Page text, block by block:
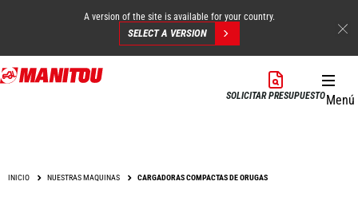
Pasar
al
A version of the site is available for your country.
SELECT A VERSION
SOLICITAR PRESUPUESTOMenú
INICIO NUESTRAS MAQUINAS CARGADORAS COMPACTAS DE ORUGAS